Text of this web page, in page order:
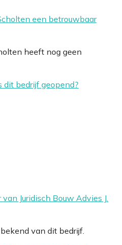
een betrouwbaar
heeft nog geen
dit bedrijf geopend?
Juridisch Bouw Advies J.
van dit bedrijf.